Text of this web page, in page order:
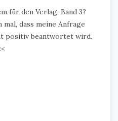
für den Verlag. Band 3?
dass meine Anfrage
positiv beantwortet wird.